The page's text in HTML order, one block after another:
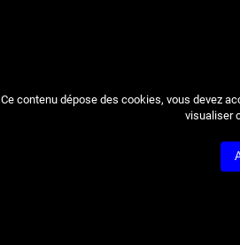
Ce contenu dépose des cookies, vous devez
visualiser